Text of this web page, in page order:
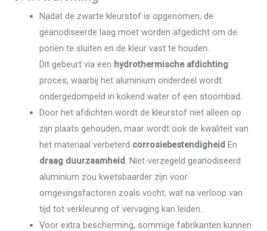
Nadat de zwarte kleurstof is opgenomen, de
geanodiseerde laag moet worden afgedicht om de
poriën te sluiten en de kleur vast te houden.
Dit gebeurt via een hydrothermische afdichting
proces, waarbij het aluminium onderdeel wordt
ondergedompeld in kokend water of een stoombad.
Door het afdichten wordt de kleurstof niet alleen op
zijn plaats gehouden, maar wordt ook de kwaliteit van
het materiaal verbeterd corrosiebestendigheid En
draag duurzaamheid. Niet-verzegeld geanodiseerd
aluminium zou kwetsbaarder zijn voor
omgevingsfactoren zoals vocht, wat na verloop van
tijd tot verkleuring of vervaging kan leiden.
Voor extra bescherming, sommige fabrikanten kunnen